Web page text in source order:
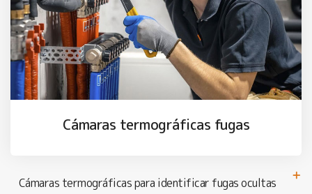
Cámaras termográficas fugas
Cámaras termográficas para identificar fugas ocultas